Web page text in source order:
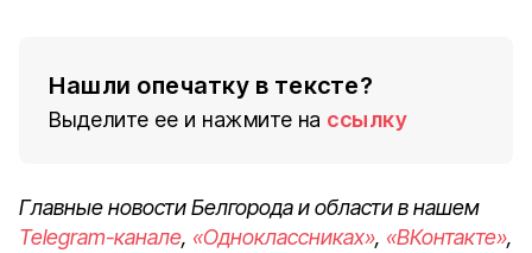
Нашли опечатку в тексте?
Выделите ее и нажмите на ссылку
Главные новости Белгорода и области в нашем
Telegram-канале, «Одноклассниках», «ВКонтакте»,